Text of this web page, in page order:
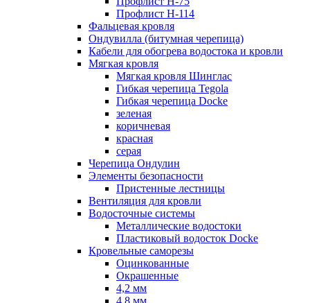
Профлист H-114
Фальцевая кровля
Ондувилла (битумная черепица)
Кабели для обогрева водостока и кровли
Мягкая кровля
Мягкая кровля Шинглас
Гибкая черепица Tegola
Гибкая черепица Docke
зеленая
коричневая
красная
серая
Черепица Ондулин
Элементы безопасности
Пристенные лестницы
Вентиляция для кровли
Водосточные системы
Металлические водостоки
Пластиковый водосток Docke
Кровельные саморезы
Оцинкованные
Окрашенные
4,2 мм
4,8 мм